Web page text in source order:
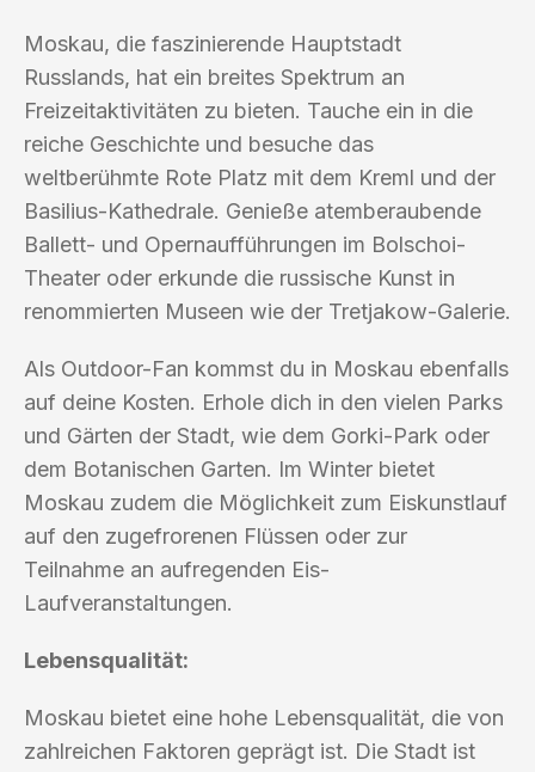
Moskau, die faszinierende Hauptstadt
Russlands, hat ein breites Spektrum an
Freizeitaktivitäten zu bieten. Tauche ein in die
reiche Geschichte und besuche das
weltberühmte Rote Platz mit dem Kreml und der
Basilius-Kathedrale. Genieße atemberaubende
Ballett- und Opernaufführungen im Bolschoi-
Theater oder erkunde die russische Kunst in
renommierten Museen wie der Tretjakow-Galerie.
Als Outdoor-Fan kommst du in Moskau ebenfalls
auf deine Kosten. Erhole dich in den vielen Parks
und Gärten der Stadt, wie dem Gorki-Park oder
dem Botanischen Garten. Im Winter bietet
Moskau zudem die Möglichkeit zum Eiskunstlauf
auf den zugefrorenen Flüssen oder zur
Teilnahme an aufregenden Eis-
Laufveranstaltungen.
Lebensqualität:
Moskau bietet eine hohe Lebensqualität, die von
zahlreichen Faktoren geprägt ist. Die Stadt ist